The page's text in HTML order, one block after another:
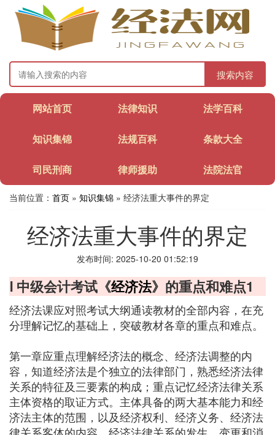
搜索内容
网站首页 法律知识 法学百科
知识集锦 法规百科 条款大全
司民刑商 律师援助 法院法官
当前位置： 首页 » 知识集锦 » 经济法重大事件的界定
经济法重大事件的界定
发布时间: 2025-10-20 01:52:19
Ⅰ 中级会计考试《经济法》的重点和难点1
经济法课应对照考试大纲通读教材的全部内容，在充
分理解记忆的基础上，突破教材各章的重点和难点。
第一章应重点理解经济法的概念、经济法调整的内
容，知道经济法是个独立的法律部门，熟悉经济法律
关系的特征及三要素的构成；重点记忆经济法律关系
主体资格的取证方式。主体具备的两大基本能力和经
济法主体的范围，以及经济权利、经济义务、经济法